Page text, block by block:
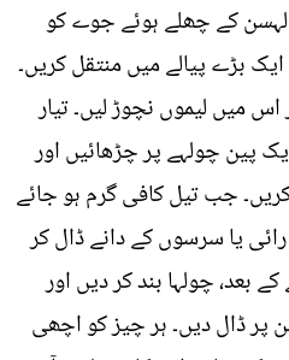
لہسن کے چھلے ہوئے جوے کو
بڑے پیالے میں منتقل کریں۔
میں لیموں نچوڑ لیں۔ تیار
پین چولہے پر چڑھائیں اور
جب تیل کافی گرم ہو جائے
چمچ رائی یا سرسوں کے دانے ڈال کر
بعد، چولہا بند کر دیں اور
پر ڈال دیں۔ ہر چیز کو اچھی